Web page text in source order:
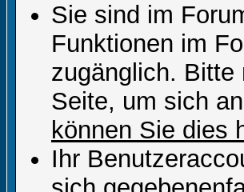
Sie sind im
Funktionen im
zugänglich. Bitte
Seite, um sich
können Sie dies
Ihr